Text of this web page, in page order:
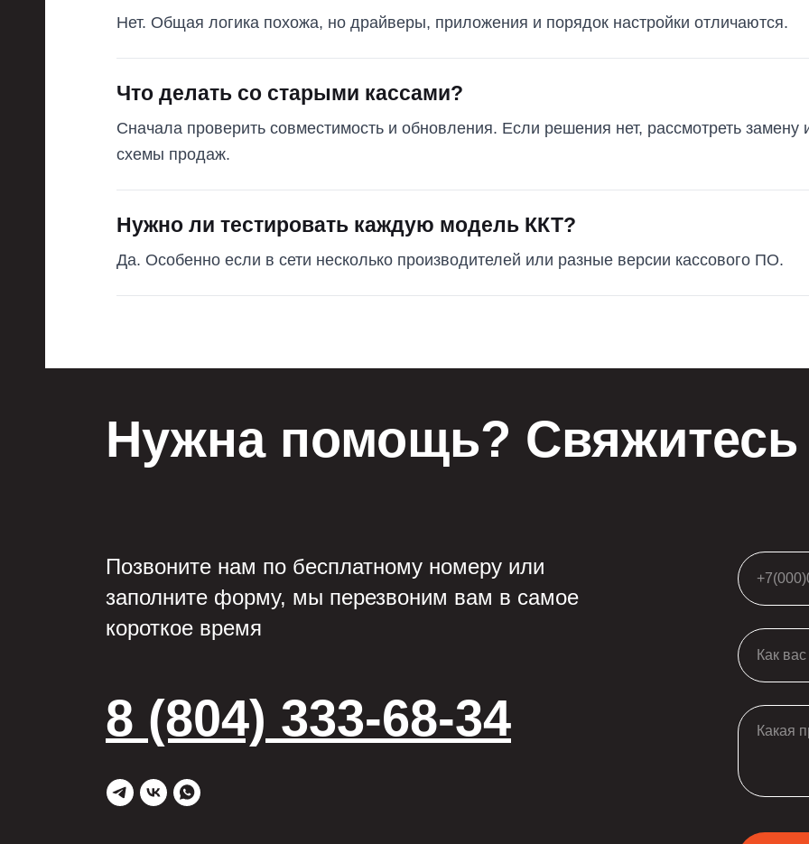
Нет. Общая логика похожа, но драйверы, приложения и порядок настройки отличаются.
Что делать со старыми кассами?
Сначала проверить совместимость и обновления. Если решения нет, рассмотреть замену
схемы продаж.
Нужно ли тестировать каждую модель ККТ?
Да. Особенно если в сети несколько производителей или разные версии кассового ПО.
Нужна помощь? Свяжитесь
Позвоните нам по бесплатному номеру или
заполните форму, мы перезвоним вам в самое
короткое время
8 (804) 333-68-34